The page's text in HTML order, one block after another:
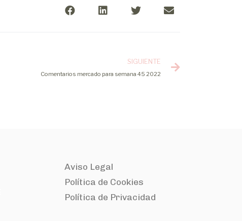
SIGUIENTE
Comentarios mercado para semana 45 2022
Aviso Legal
Política de Cookies
Política de Privacidad